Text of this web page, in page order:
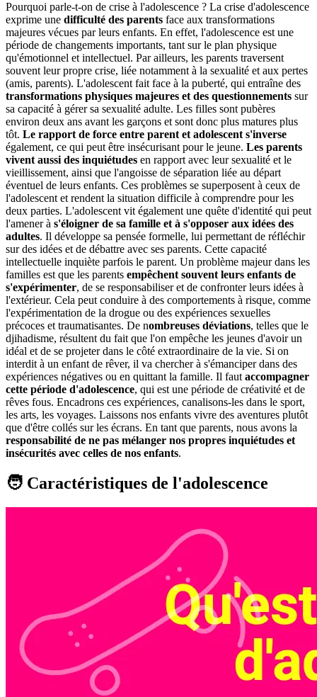
Pourquoi parle-t-on de crise à l'adolescence ? La crise d'adolescence
exprime une difficulté des parents face aux transformations
majeures vécues par leurs enfants. En effet, l'adolescence est une
période de changements importants, tant sur le plan physique
qu'émotionnel et intellectuel. Par ailleurs, les parents traversent
souvent leur propre crise, liée notamment à la sexualité et aux pertes
(amis, parents). L'adolescent fait face à la puberté, qui entraîne des
transformations physiques majeures et des questionnements sur
sa capacité à gérer sa sexualité adulte. Les filles sont pubères
environ deux ans avant les garçons et sont donc plus matures plus
tôt. Le rapport de force entre parent et adolescent s'inverse
également, ce qui peut être insécurisant pour le jeune. Les parents
vivent aussi des inquiétudes en rapport avec leur sexualité et le
vieillissement, ainsi que l'angoisse de séparation liée au départ
éventuel de leurs enfants. Ces problèmes se superposent à ceux de
l'adolescent et rendent la situation difficile à comprendre pour les
deux parties. L'adolescent vit également une quête d'identité qui peut
l'amener à s'éloigner de sa famille et à s'opposer aux idées des
adultes. Il développe sa pensée formelle, lui permettant de réfléchir
sur des idées et de débattre avec ses parents. Cette capacité
intellectuelle inquiète parfois le parent. Un problème majeur dans les
familles est que les parents empêchent souvent leurs enfants de
s'expérimenter, de se responsabiliser et de confronter leurs idées à
l'extérieur. Cela peut conduire à des comportements à risque, comme
l'expérimentation de la drogue ou des expériences sexuelles
précoces et traumatisantes. De nombreuses déviations, telles que le
djihadisme, résultent du fait que l'on empêche les jeunes d'avoir un
idéal et de se projeter dans le côté extraordinaire de la vie. Si on
interdit à un enfant de rêver, il va chercher à s'émanciper dans des
expériences négatives ou en quittant la famille. Il faut accompagner
cette période d'adolescence, qui est une période de créativité et de
rêves fous. Encadrons ces expériences, canalisons-les dans le sport,
les arts, les voyages. Laissons nos enfants vivre des aventures plutôt
que d'être collés sur les écrans. En tant que parents, nous avons la
responsabilité de ne pas mélanger nos propres inquiétudes et
insécurités avec celles de nos enfants.
🧑 Caractéristiques de l'adolescence